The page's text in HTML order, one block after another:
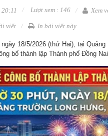
Lượt xem : 146 Xem
viết In bài viết này
18/5/2026 (thứ Hai), tại
bố thành lập Thành phố Đồng